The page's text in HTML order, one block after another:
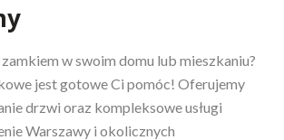
w swoim domu lub mieszkaniu?
jest gotowe Ci pomóc! Oferujemy
drzwi oraz kompleksowe usługi
Warszawy i okolicznych